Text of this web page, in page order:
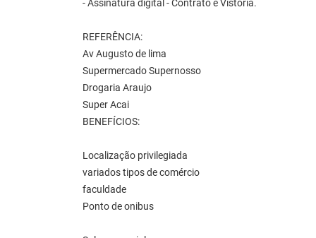
- Assinatura digital - Contrato e Vistoria.
REFERÊNCIA:
Av Augusto de lima
Supermercado Supernosso
Drogaria Araujo
Super Acai
BENEFÍCIOS:
Localização privilegiada
variados tipos de comércio
faculdade
Ponto de onibus